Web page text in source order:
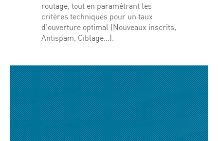
routage, tout en paramétrant les
critères techniques pour un taux
d’ouverture optimal (Nouveaux inscrits,
Antispam, Ciblage…).